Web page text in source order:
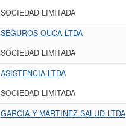
SOCIEDAD LIMITADA
SEGUROS OUCA LTDA
SOCIEDAD LIMITADA
ASISTENCIA LTDA
SOCIEDAD LIMITADA
GARCIA Y MARTINEZ SALUD LTDA